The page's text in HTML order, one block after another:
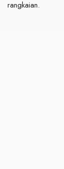
rangkaian.